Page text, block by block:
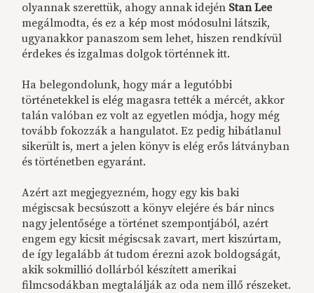
olyannak szerettük, ahogy annak idején Stan Lee
megálmodta, és ez a kép most módosulni látszik,
ugyanakkor panaszom sem lehet, hiszen rendkívül
érdekes és izgalmas dolgok történnek itt.
Ha belegondolunk, hogy már a legutóbbi
történetekkel is elég magasra tették a mércét, akkor
talán valóban ez volt az egyetlen módja, hogy még
tovább fokozzák a hangulatot. Ez pedig hibátlanul
sikerült is, mert a jelen könyv is elég erős látványban
és történetben egyaránt.
Azért azt megjegyezném, hogy egy kis baki
mégiscsak becsúszott a könyv elejére és bár nincs
nagy jelentősége a történet szempontjából, azért
engem egy kicsit mégiscsak zavart, mert kiszúrtam,
de így legalább át tudom érezni azok boldogságát,
akik sokmillió dollárból készített amerikai
filmcsodákban megtalálják az oda nem illő részeket.